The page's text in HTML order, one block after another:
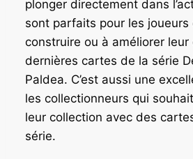
plonger directement dans
sont parfaits pour les joueurs
construire ou à améliorer leur
dernières cartes de la série
Paldea. C’est aussi une
les collectionneurs qui
leur collection avec des
série.